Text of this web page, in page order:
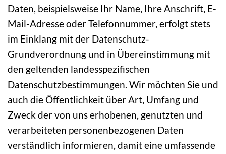
Daten, beispielsweise Ihr Name, Ihre Anschrift, E-
Mail-Adresse oder Telefonnummer, erfolgt stets
im Einklang mit der Datenschutz-
Grundverordnung und in Übereinstimmung mit
den geltenden landesspezifischen
Datenschutzbestimmungen. Wir möchten Sie und
auch die Öffentlichkeit über Art, Umfang und
Zweck der von uns erhobenen, genutzten und
verarbeiteten personenbezogenen Daten
verständlich informieren, damit eine umfassende